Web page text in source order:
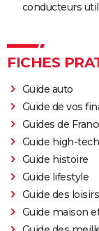
conducteurs
FICHES
Guide auto
Guide de vos
Guides de
Guide high-tech
Guide histoire
Guide lifestyle
Guide des loisirs
Guide maison